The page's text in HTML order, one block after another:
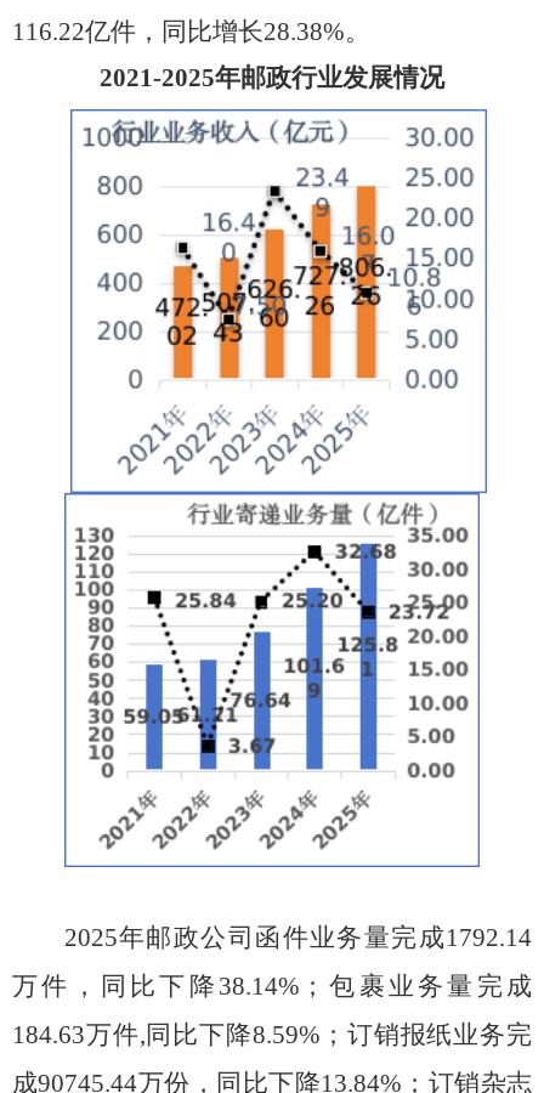
116.22亿件，同比增长28.38%。
2021-2025年邮政行业发展情况
2025年邮政公司 函件业务量完成1792.14
万件，同比下降 38.14%；包裹业务量完成
184.63万件,同比下降8.59%；订销报纸业务完
成90745.44万份，同比下降13.84%；订销杂志